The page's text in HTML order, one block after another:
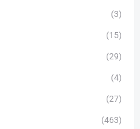
(3)
(15)
(29)
(4)
(27)
(463)